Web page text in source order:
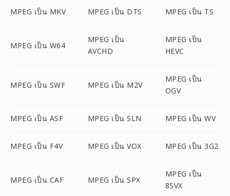
MPEG เป็น MKV MPEG เป็น DTS MPEG เป็น TS
MPEG เป็น W64
MPEG เป็น
AVCHD
MPEG เป็น
HEVC
MPEG เป็น SWF MPEG เป็น M2V
MPEG เป็น
OGV
MPEG เป็น ASF MPEG เป็น SLN MPEG เป็น WV
MPEG เป็น F4V MPEG เป็น VOX MPEG เป็น 3G2
MPEG เป็น CAF MPEG เป็น SPX
MPEG เป็น
8SVX